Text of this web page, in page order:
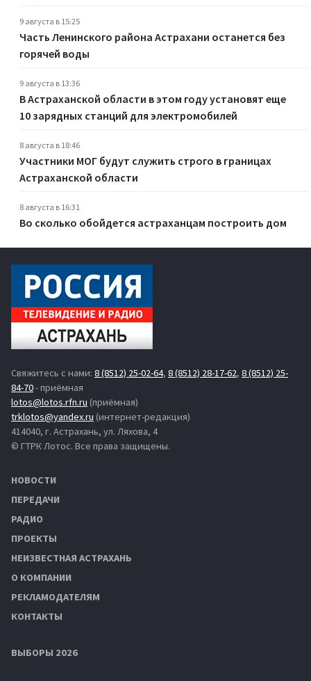
9 августа в 15:25
Часть Ленинского района Астрахани останется без
горячей воды
9 августа в 13:36
В Астраханской области в этом году установят еще
10 зарядных станций для электромобилей
8 августа в 18:46
Участники МОГ будут служить строго в границах
Астраханской области
8 августа в 16:31
Во сколько обойдется астраханцам построить дом
Свяжитесь с нами: 8 (8512) 25-02-64, 8 (8512) 28-17-62, 8 (8512) 25-
84-70- приёмная
lotos@lotos.rfn.ru (приёмная)
trklotos@yandex.ru (интернет-редакция)
414040, г. Астрахань, ул. Ляхова, 4
© ГТРК Лотос. Все права защищены.
НОВОСТИ
ПЕРЕДАЧИ
РАДИО
ПРОЕКТЫ
НЕИЗВЕСТНАЯ АСТРАХАНЬ
О КОМПАНИИ
РЕКЛАМОДАТЕЛЯМ
КОНТАКТЫ
ВЫБОРЫ 2026